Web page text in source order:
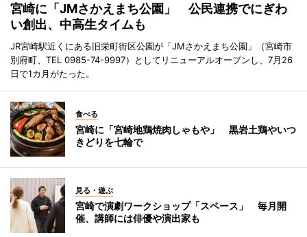
宮崎に「JMさかえまち公園」 公民連携でにぎわ
い創出、中高生タイムも
JR宮崎駅近くにある旧栄町街区公園が「JMさかえまち公園」（宮崎市
別府町、TEL 0985-74-9997）としてリニューアルオープンし、7月26
日で1カ月がたった。
食べる
宮崎に「宮崎地鶏焼肉しゃもや」 黒岩土鶏やいつ
きどりを七輪で
見る・遊ぶ
宮崎で演劇ワークショップ「スペース」 毎月開
催、講師には俳優や演出家も